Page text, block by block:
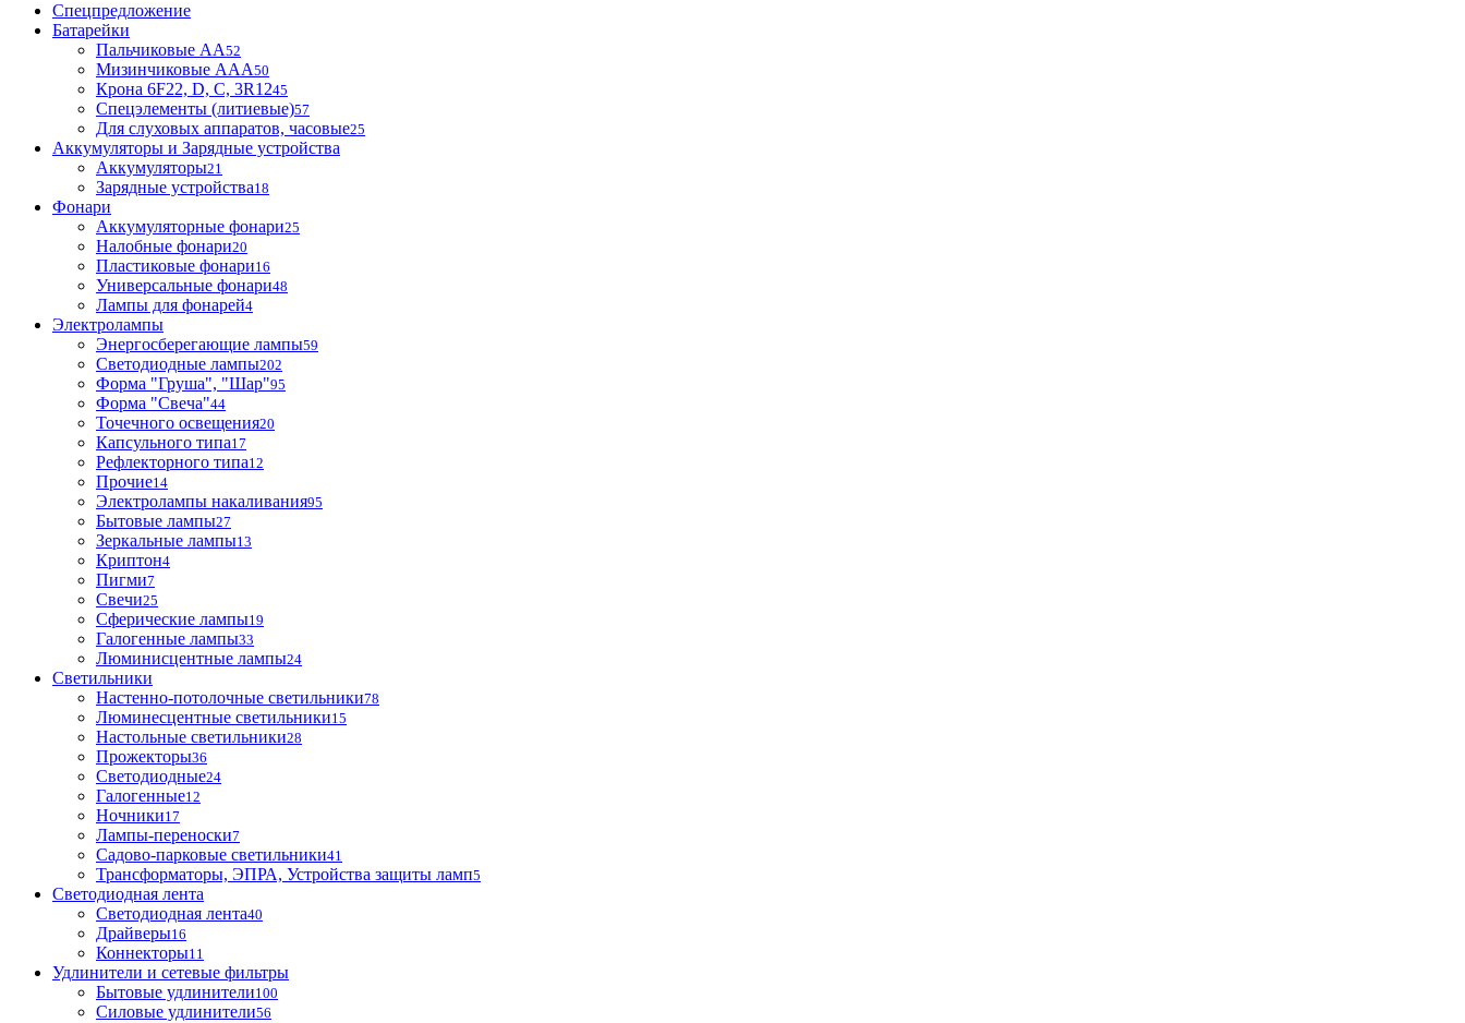
Спецпредложение
Батарейки
Пальчиковые АА52
Мизинчиковые ААА50
Крона 6F22, D, C, 3R1245
Спецэлементы (литиевые)57
Для слуховых аппаратов, часовые25
Аккумуляторы и Зарядные устройства
Аккумуляторы21
Зарядные устройства18
Фонари
Аккумуляторные фонари25
Налобные фонари20
Пластиковые фонари16
Универсальные фонари48
Лампы для фонарей4
Электролампы
Энергосберегающие лампы59
Светодиодные лампы202
Форма "Груша", "Шар"95
Форма "Свеча"44
Точечного освещения20
Капсульного типа17
Рефлекторного типа12
Прочие14
Электролампы накаливания95
Бытовые лампы27
Зеркальные лампы13
Криптон4
Пигми7
Свечи25
Сферические лампы19
Галогенные лампы33
Люминисцентные лампы24
Светильники
Настенно-потолочные светильники78
Люминесцентные светильники15
Настольные светильники28
Прожекторы36
Светодиодные24
Галогенные12
Ночники17
Лампы-переноски7
Садово-парковые светильники41
Трансформаторы, ЭПРА, Устройства защиты ламп5
Светодиодная лента
Светодиодная лента40
Драйверы16
Коннекторы11
Удлинители и сетевые фильтры
Бытовые удлинители100
Силовые удлинители56